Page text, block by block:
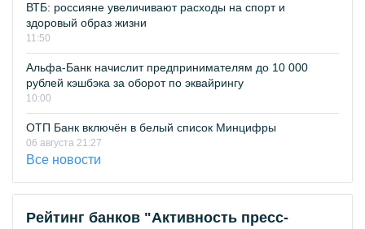
ВТБ: россияне увеличивают расходы на спорт и
здоровый образ жизни
11:50
Альфа-Банк начислит предпринимателям до 10 000
рублей кэшбэка за оборот по эквайрингу
10:00
ОТП Банк включён в белый список Минцифры
06 августа 21:27
Все новости
Рейтинг банков "Активность пресс-